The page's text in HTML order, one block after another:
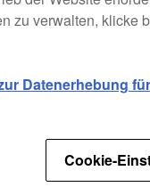
zu verwalten, klicke
Datenerhebung
Cookie-